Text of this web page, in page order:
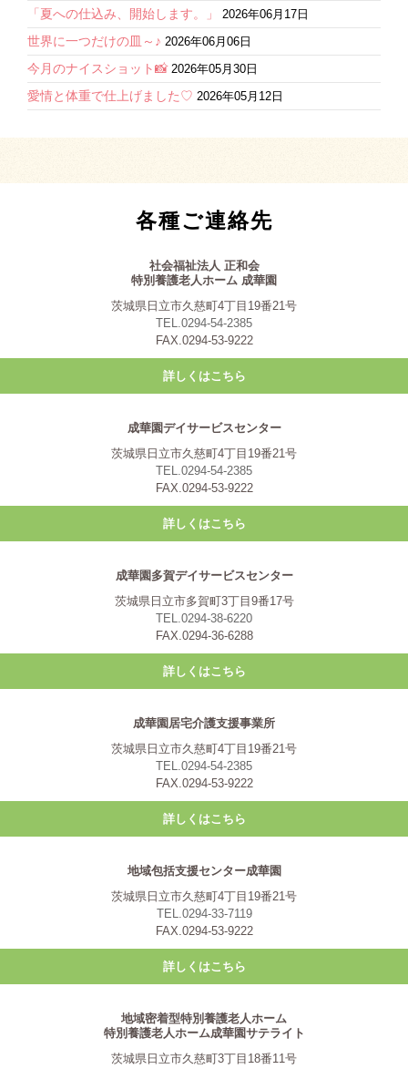
「夏への仕込み、開始します。」 2026年06月17日
世界に一つだけの皿～♪ 2026年06月06日
今月のナイスショット📸 2026年05月30日
愛情と体重で仕上げました♡ 2026年05月12日
各種ご連絡先
社会福祉法人 正和会
特別養護老人ホーム 成華園
茨城県日立市久慈町4丁目19番21号
TEL.0294-54-2385
FAX.0294-53-9222
詳しくはこちら
成華園デイサービスセンター
茨城県日立市久慈町4丁目19番21号
TEL.0294-54-2385
FAX.0294-53-9222
詳しくはこちら
成華園多賀デイサービスセンター
茨城県日立市多賀町3丁目9番17号
TEL.0294-38-6220
FAX.0294-36-6288
詳しくはこちら
成華園居宅介護支援事業所
茨城県日立市久慈町4丁目19番21号
TEL.0294-54-2385
FAX.0294-53-9222
詳しくはこちら
地域包括支援センター成華園
茨城県日立市久慈町4丁目19番21号
TEL.0294-33-7119
FAX.0294-53-9222
詳しくはこちら
地域密着型特別養護老人ホーム
特別養護老人ホーム成華園サテライト
茨城県日立市久慈町3丁目18番11号